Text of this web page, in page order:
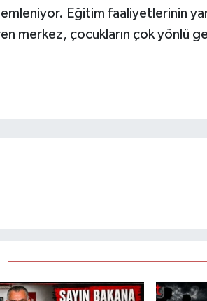
Eğitim faaliyetlerinin
merkez, çocukların çok yönlü